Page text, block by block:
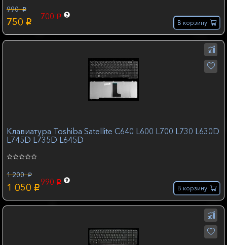
990 p
750 p
700 p
В корзину
Клавиатура Toshiba Satellite C640 L600 L700 L730 L630D
L745D L735D L645D
1 200 p
1 050 p
990 p
В корзину